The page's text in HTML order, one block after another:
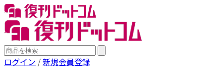
ログイン /新規会員登録